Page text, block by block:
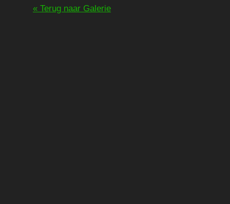
« Terug naar Galerie